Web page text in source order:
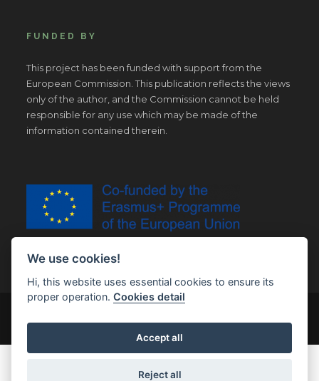
FUNDED BY
This project has been funded with support from the
European Commission. This publication reflects the views
only of the author, and the Commission cannot be held
responsible for any use which may be made of the
information contained therein.
We use cookies!
Hi, this website uses essential cookies to ensure its
proper operation.Cookies detail
Accept all
Reject all